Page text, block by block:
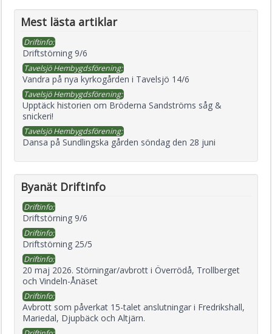
Mest lästa artiklar
Driftinfo:
Driftstörning 9/6
Tavelsjö Hembygdsförening:
Vandra på nya kyrkogården i Tavelsjö 14/6
Tavelsjö Hembygdsförening:
Upptäck historien om Bröderna Sandströms såg &
snickeri!
Tavelsjö Hembygdsförening:
Dansa på Sundlingska gården söndag den 28 juni
Byanät Driftinfo
Driftinfo:
Driftstörning 9/6
Driftinfo:
Driftstörning 25/5
Driftinfo:
20 maj 2026. Störningar/avbrott i Överrödå, Trollberget
och Vindeln-Ånäset
Driftinfo:
Avbrott som påverkat 15-talet anslutningar i Fredrikshall,
Mariedal, Djupbäck och Altjärn.